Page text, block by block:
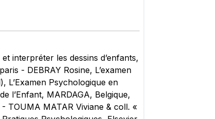
interpréter les dessins d’enfants,
- DEBRAY Rosine, L’examen
L’Examen Psychologique en
l’Enfant, MARDAGA, Belgique,
TOUMA MATAR Viviane & coll. «